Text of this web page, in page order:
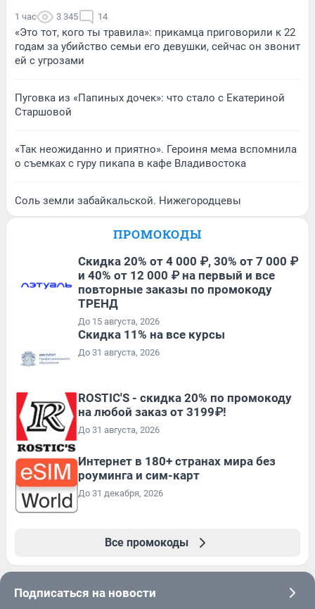
1 час 3 345 14
«Это тот, кого ты травила»: прикамца приговорили к 22
годам за убийство семьи его девушки, сейчас он звонит
ей с угрозами
Пуговка из «Папиных дочек»: что стало с Екатериной
Старшовой
«Так неожиданно и приятно». Героиня мема вспомнила
о съемках с гуру пикапа в кафе Владивостока
Соль земли забайкальской. Нижегородцевы
ПРОМОКОДЫ
Скидка 20% от 4 000 ₽, 30% от 7 000 ₽
и 40% от 12 000 ₽ на первый и все
повторные заказы по промокоду
ТРЕНД
До 15 августа, 2026
Скидка 11% на все курсы
До 31 августа, 2026
ROSTIC'S - скидка 20% по промокоду
на любой заказ от 3199₽!
До 31 августа, 2026
Интернет в 180+ странах мира без
роуминга и сим-карт
До 31 декабря, 2026
Все промокоды
Подписаться на новости